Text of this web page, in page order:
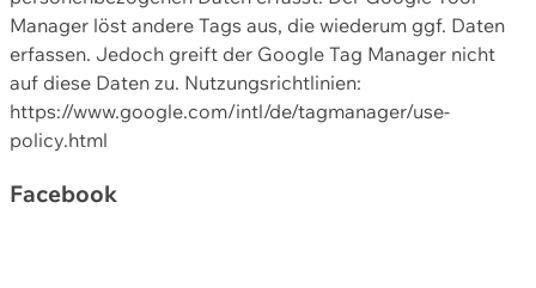
Manager löst andere Tags aus, die wiederum ggf. Daten
erfassen. Jedoch greift der Google Tag Manager nicht
auf diese Daten zu. Nutzungsrichtlinien:
https://www.google.com/intl/de/tagmanager/use-
policy.html
Facebook